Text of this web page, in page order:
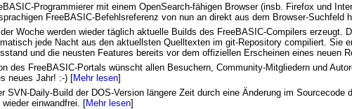
Programmierer mit einem OpenSearch-fähigen Browser (insb. Firefox und
FreeBASIC-Befehlsreferenz von nun an direkt aus dem Browser-Suchfeld
Woche werden wieder täglich aktuelle Builds des FreeBASIC-Compilers erzeugt.
jede Nacht aus den aktuellsten Quelltexten im git-Repository compiliert. Sie
und die neusten Features bereits vor dem offiziellen Erscheinen eines neuen
des FreeBASIC-Portals wünscht allen Besuchern, Community-Mitgliedern und
neues Jahr! :-) [Mehr lesen]
SVN-Daily-Build der DOS-Version längere Zeit durch eine Änderung im
einwandfrei. [Mehr lesen]